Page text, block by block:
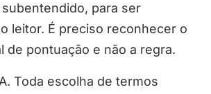
para ser
leitor. É preciso reconhecer o
de pontuação e não a regra.
Toda escolha de termos